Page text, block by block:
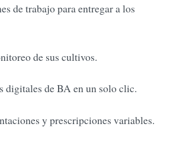
de trabajo para entregar a los
de sus cultivos.
digitales de BA en un solo clic.
y prescripciones variables.